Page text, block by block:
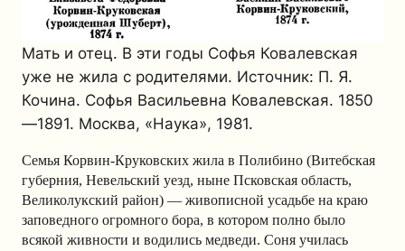
Мать и отец. В эти годы Софья Ковалевская
уже не жила с родителями. Источник: П. Я.
Кочина. Софья Васильевна Ковалевская. 1850
—1891. Москва, «Наука», 1981.
Семья Корвин-Круковских жила в Полибино (Витебская
губерния, Невельский уезд, ныне Псковская область,
Великолукский район) — живописной усадьбе на краю
заповедного огромного бора, в котором полно было
всякой живности и водились медведи. Соня училась